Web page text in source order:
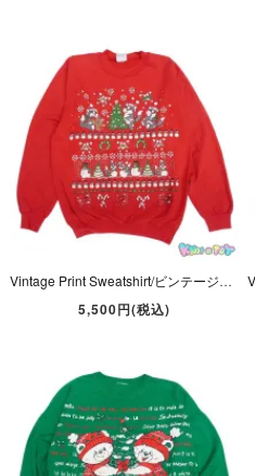
Vintage Print Sweatshirt/ビンテージプリントスウェット/トレーナー・古着・レッド・Cristmas/クリスマス・ Kitty/キティ・Hanes Comfortblend
5,500円(税込)